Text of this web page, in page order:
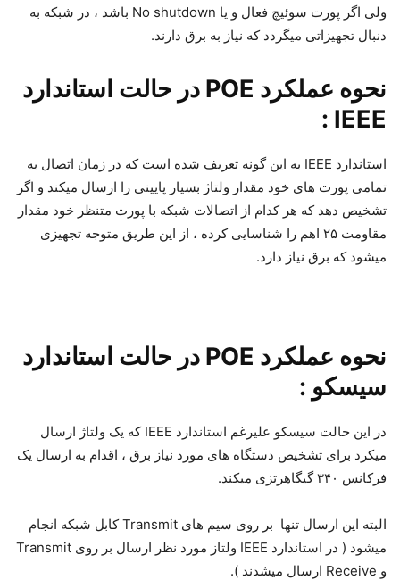
ولی اگر پورت سوئیچ فعال و یا No shutdown باشد ، در شبکه به
دنبال تجهیزاتی میگردد که نیاز به برق دارند.
نحوه عملکرد POE در حالت استاندارد
IEEE :
استاندارد IEEE به این گونه تعریف شده است که در زمان اتصال به
تمامی پورت های خود مقدار ولتاژ بسیار پایینی را ارسال میکند و اگر
تشخیص دهد که هر کدام از اتصالات شبکه با پورت متنظر خود مقدار
مقاومت ۲۵ اهم را شناسایی کرده ، از این طریق متوجه تجهیزی
میشود که برق نیاز دارد.
نحوه عملکرد POE در حالت استاندارد
سیسکو :
در این حالت سیسکو علیرغم استاندارد IEEE که یک ولتاژ ارسال
میکرد برای تشخیص دستگاه های مورد نیاز برق ، اقدام به ارسال یک
فرکانس ۳۴۰ گیگاهرتزی میکند.
البته این ارسال تنها بر روی سیم های Transmit کابل شبکه انجام
میشود ( در استاندارد IEEE ولتاز مورد نظر ارسال بر روی Transmit
و Receive ارسال میشدند ).